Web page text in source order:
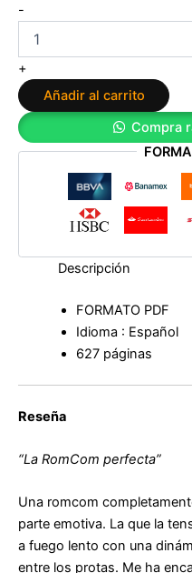
-
también
no
es
te
quiero
de
Reed
cantidad
+
Añadir al carrito
Compra
Descripción
FORMATO PDF
Idioma : Español
627 páginas
Reseña
“La RomCom perfecta”
Una romcom
parte emotiva. La que la
a fuego lento con una
entre los protas. Me ha